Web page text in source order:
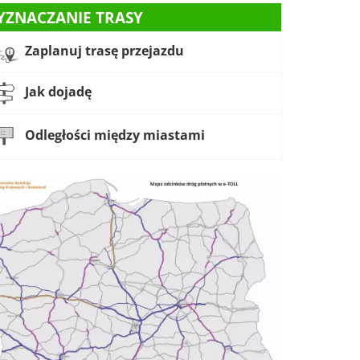
TRASY
Zaplanuj trasę przejazdu
Jak dojadę
Odległości między miastami